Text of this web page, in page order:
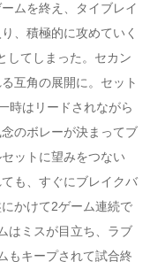
ムを終え、タイブレイ
、積極的に攻めていく
してしまった。セカン
互角の展開に。セット
時はリードされながら
のボレーが決まってブ
ットに望みをつない
も、すぐにブレイクバ
かけて2ゲーム連続で
はミスが目立ち、ラブ
もキープされて試合終